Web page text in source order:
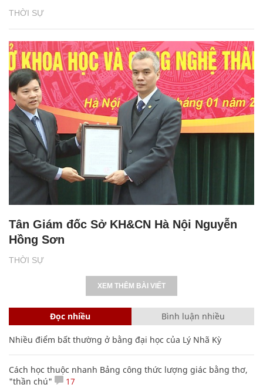
THỜI SỰ
THỜI SỰ
Tân Giám đốc Sở KH&CN Hà Nội Nguyễn
Hồng Sơn
XEM THÊM BÀI VIẾT
Đọc nhiều Bình luận nhiều
Nhiều điểm bất thường ở bằng đại học của Lý Nhã Kỳ
Cách học thuộc nhanh Bảng công thức lượng giác bằng thơ,
"thần chú"
17